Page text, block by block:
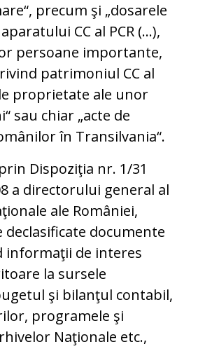
precum şi „dosarele
CC al PCR (...),
persoane importante,
patrimoniul CC al
de proprietate ale unor
sau chiar „acte de
în Transilvania“.
Dispoziţia nr. 1/31
a directorului general al
ale României,
declasificate documente
informaţii de interes
la sursele
şi bilanţul contabil,
programele şi
Naţionale etc.,